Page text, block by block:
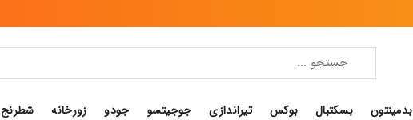
بدمینتون بسکتبال بوکس تیراندازی جوجیتسو جودو زورخانه شطرنج